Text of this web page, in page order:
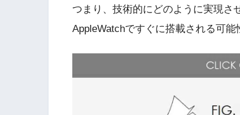
つまり、技術的にどのように実現さ
AppleWatchですぐに搭載される可能